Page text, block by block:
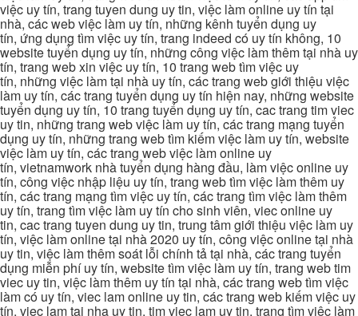
việc uy tín, trang tuyen dung uy tin, việc làm online uy tín tại
nhà, các web việc làm uy tín, những kênh tuyển dụng uy
tín, ứng dụng tìm việc uy tín, trang indeed có uy tín không, 10
website tuyển dụng uy tín, những công việc làm thêm tại nhà uy
tín, trang web xin việc uy tín, 10 trang web tìm việc uy
tín, những việc làm tại nhà uy tín, các trang web giới thiệu việc
làm uy tín, các trang tuyển dụng uy tín hiện nay, những website
tuyển dụng uy tín, 10 trang tuyển dụng uy tín, cac trang tim viec
uy tin, những trang web việc làm uy tín, các trang mạng tuyển
dụng uy tín, những trang web tìm kiếm việc làm uy tín, website
việc làm uy tín, các trang web việc làm online uy
tín, vietnamwork nhà tuyển dụng hàng đầu, làm việc online uy
tín, công việc nhập liệu uy tín, trang web tìm việc làm thêm uy
tín, các trang mạng tìm việc uy tín, các trang tìm việc làm thêm
uy tín, trang tìm việc làm uy tín cho sinh viên, viec online uy
tin, cac trang tuyen dung uy tin, trung tâm giới thiệu việc làm uy
tín, việc làm online tại nhà 2020 uy tín, công việc online tại nhà
uy tin, việc làm thêm soát lỗi chính tả tại nhà, các trang tuyển
dụng miễn phí uy tín, website tìm việc làm uy tín, trang web tim
viec uy tin, việc làm thêm uy tín tại nhà, các trang web tìm việc
làm có uy tín, viec lam online uy tin, các trang web kiếm việc uy
tín, viec lam tai nha uy tin, tim viec lam uy tin, trang tìm việc làm